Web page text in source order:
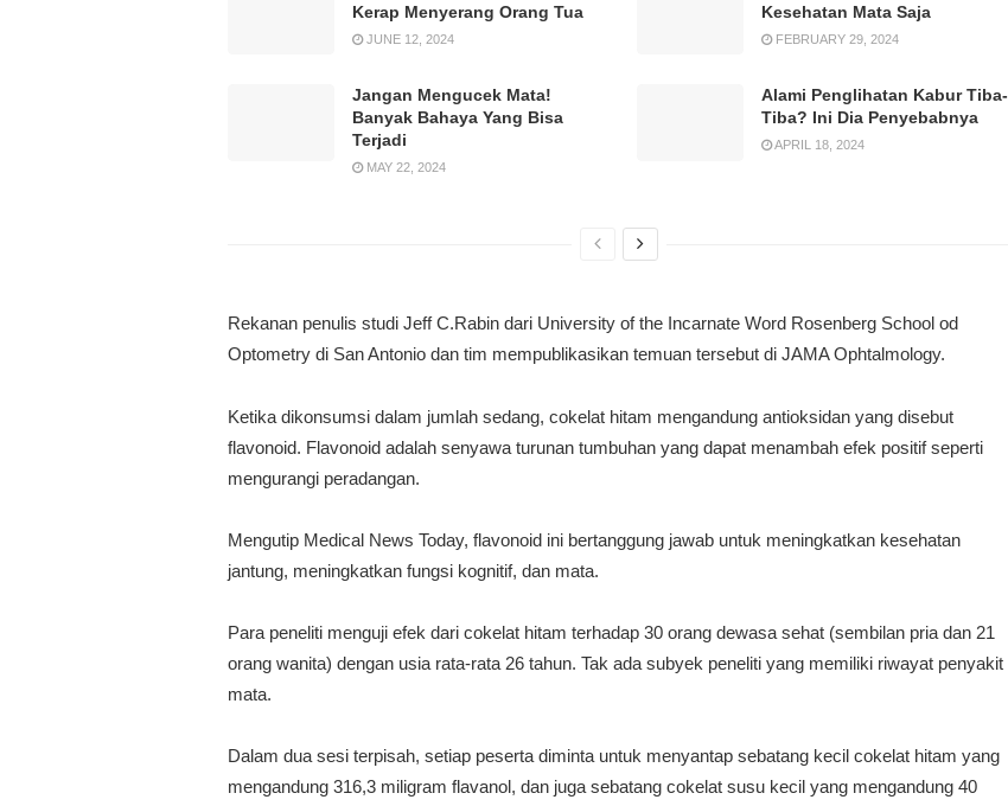
Kerap Menyerang Orang Tua
JUNE 12, 2024
Kesehatan Mata Saja
FEBRUARY 29, 2024
Jangan Mengucek Mata!
Banyak Bahaya Yang Bisa
Terjadi
MAY 22, 2024
Alami Penglihatan Kabur Tiba-
Tiba? Ini Dia Penyebabnya
APRIL 18, 2024
Rekanan penulis studi Jeff C.Rabin dari University of the Incarnate Word Rosenberg School od
Optometry di San Antonio dan tim mempublikasikan temuan tersebut di JAMA Ophtalmology.
Ketika dikonsumsi dalam jumlah sedang, cokelat hitam mengandung antioksidan yang disebut
flavonoid. Flavonoid adalah senyawa turunan tumbuhan yang dapat menambah efek positif seperti
mengurangi peradangan.
Mengutip Medical News Today, flavonoid ini bertanggung jawab untuk meningkatkan kesehatan
jantung, meningkatkan fungsi kognitif, dan mata.
Para peneliti menguji efek dari cokelat hitam terhadap 30 orang dewasa sehat (sembilan pria dan 21
orang wanita) dengan usia rata-rata 26 tahun. Tak ada subyek peneliti yang memiliki riwayat penyakit
mata.
Dalam dua sesi terpisah, setiap peserta diminta untuk menyantap sebatang kecil cokelat hitam yang
mengandung 316,3 miligram flavanol, dan juga sebatang cokelat susu kecil yang mengandung 40